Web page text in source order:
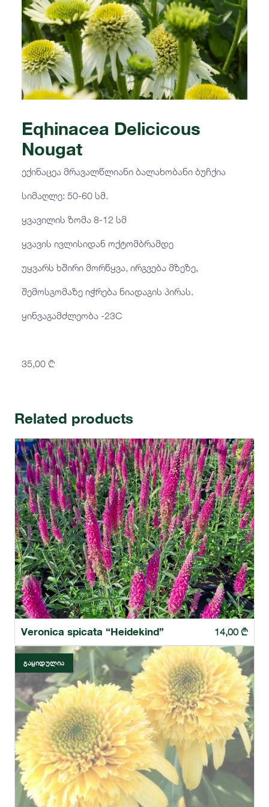
Eqhinacea Delicicous
Nougat
ექინაცეა მრავალწლიანი ბალახობანი ბუჩქია
სიმაღლე: 50-60 სმ.
ყვავილის ზომა 8-12 სმ
ყვავის ივლისიდან ოქტომბრამდე
უყვარს ხშირი მორწყვა, ირგვება მზეზე,
შემოსგომაზე იჭრება ნიადაგის პირას.
ყინვაგამძლეობა -23C
35,00 ₾
Related products
Veronica spicata “Heidekind” 14,00 ₾
ᲒᲐᲧᲘᲓᲣᲚᲘᲐ